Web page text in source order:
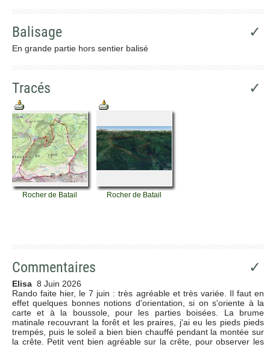
Balisage ✓
En grande partie hors sentier balisé
Tracés ✓
Rocher de Batail Rocher de Batail
Commentaires ✓
Elisa 8 Juin 2026
Rando faite hier, le 7 juin : très agréable et très variée. Il faut en
effet quelques bonnes notions d'orientation, si on s'oriente à la
carte et à la boussole, pour les parties boisées. La brume
matinale recouvrant la forêt et les praires, j'ai eu les pieds pieds
trempés, puis le soleil a bien bien chauffé pendant la montée sur
la crête. Petit vent bien agréable sur la crête, pour observer les